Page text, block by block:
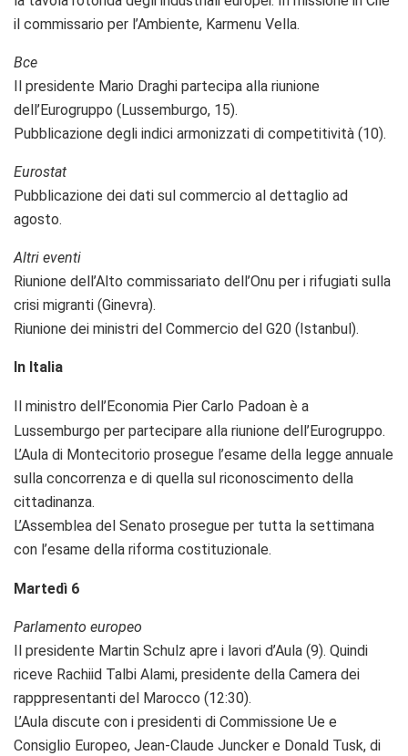
il commissario per l’Ambiente, Karmenu Vella.
Bce
Il presidente Mario Draghi partecipa alla riunione
dell’Eurogruppo (Lussemburgo, 15).
Pubblicazione degli indici armonizzati di competitività (10).
Eurostat
Pubblicazione dei dati sul commercio al dettaglio ad
agosto.
Altri eventi
Riunione dell’Alto commissariato dell’Onu per i rifugiati sulla
crisi migranti (Ginevra).
Riunione dei ministri del Commercio del G20 (Istanbul).
In Italia
Il ministro dell’Economia Pier Carlo Padoan è a
Lussemburgo per partecipare alla riunione dell’Eurogruppo.
L’Aula di Montecitorio prosegue l’esame della legge annuale
sulla concorrenza e di quella sul riconoscimento della
cittadinanza.
L’Assemblea del Senato prosegue per tutta la settimana
con l’esame della riforma costituzionale.
Martedì 6
Parlamento europeo
Il presidente Martin Schulz apre i lavori d’Aula (9). Quindi
riceve Rachiid Talbi Alami, presidente della Camera dei
rapppresentanti del Marocco (12:30).
L’Aula discute con i presidenti di Commissione Ue e
Consiglio Europeo, Jean-Claude Juncker e Donald Tusk, di